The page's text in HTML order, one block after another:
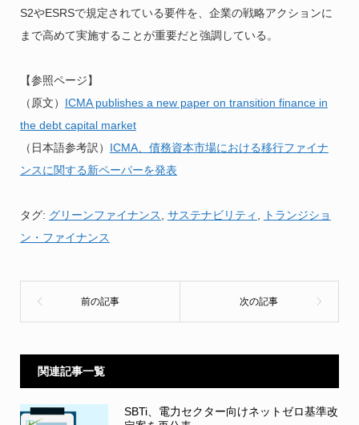
S2やESRSで規定されている要件を、企業の戦略アクションに
まで高めて実施することが重要だと強調している。
【参照ページ】
（原文） ICMA publishes a new paper on transition finance in
the debt capital market
（日本語参考訳） ICMA、債務資本市場における移行ファイナ
ンスに関する新ペーパーを発表
タグ: グリーンファイナンス サステナビリティ
トランジショ
ン・ファイナンス
関連記事一覧
SBTi、電力セクター向けネットゼロ基準改